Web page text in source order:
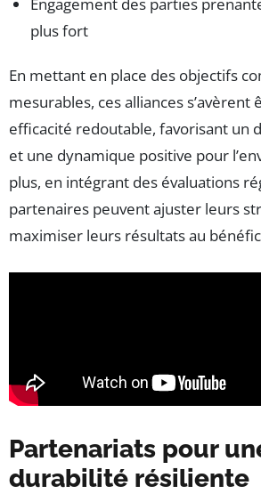
Engagement des parties
plus fort
En mettant en place des objectifs
mesurables, ces alliances s’avèrent
efficacité redoutable, favorisant un
et une dynamique positive pour
plus, en intégrant des évaluations
partenaires peuvent ajuster leurs
maximiser leurs résultats au
Partenariats pour
durabilité résiliente